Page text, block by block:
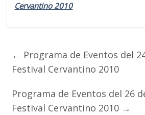
Cervantino 2010
← Programa de Eventos del
Festival Cervantino 2010
Programa de Eventos del 26
Festival Cervantino 2010 →